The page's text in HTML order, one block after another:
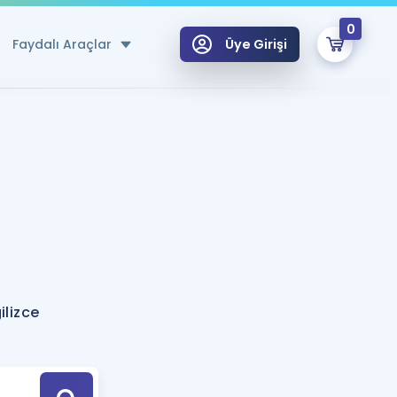
Faydalı Araçlar
Hesaplama Aracı
için Öneriler
Tek Takvimde
Üye Girişi
0